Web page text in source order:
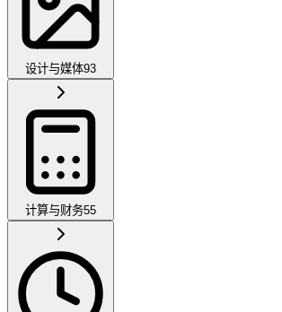
设计与媒体93
计算与财务55